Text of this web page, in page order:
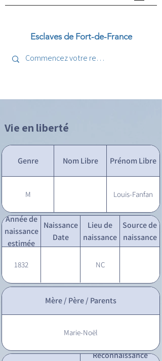
Esclaves de Fort-de-France
Vie en liberté
Genre Nom Libre Prénom Libre
M Louis-Fanfan
Année de
naissance
estimée
Naissance
Date
Lieu de
naissance
Source de
naissance
1832 NC
Mère / Père / Parents
Marie-Noël
Reconnaissance